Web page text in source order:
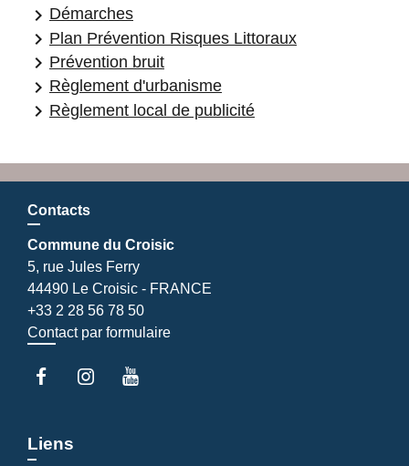
keyboard_arrow_right Démarches
keyboard_arrow_right Plan Prévention Risques Littoraux
keyboard_arrow_right Prévention bruit
keyboard_arrow_right Règlement d'urbanisme
keyboard_arrow_right Règlement local de publicité
Contacts
Commune du Croisic
5, rue Jules Ferry
44490 Le Croisic - FRANCE
+33 2 28 56 78 50
Contact par formulaire
Liens